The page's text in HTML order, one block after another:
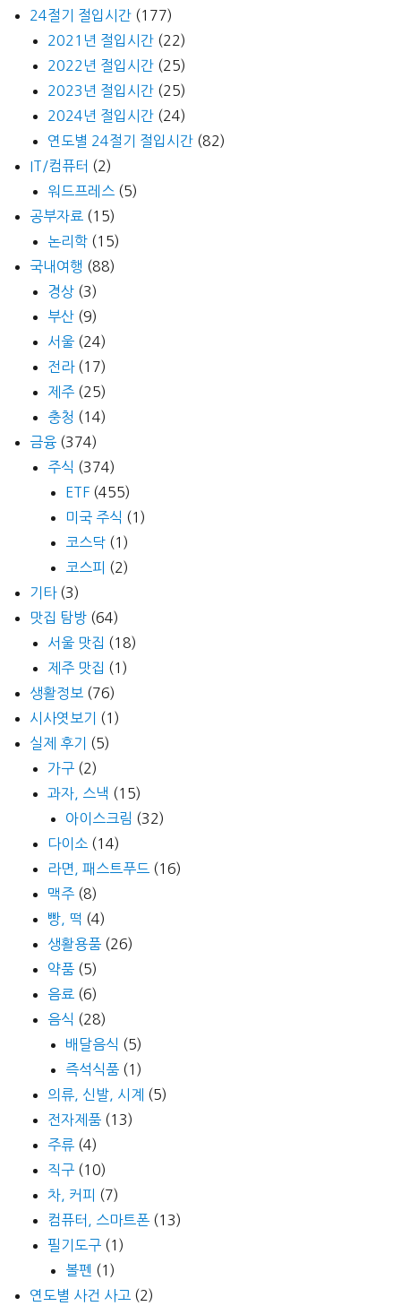
24절기 절입시간 (177)
2021년 절입시간 (22)
2022년 절입시간 (25)
2023년 절입시간 (25)
2024년 절입시간 (24)
연도별 24절기 절입시간 (82)
IT/컴퓨터 (2)
워드프레스 (5)
공부자료 (15)
논리학 (15)
국내여행 (88)
경상 (3)
부산 (9)
서울 (24)
전라(17)
제주 (25)
충청 (14)
금융 (374)
주식 (374)
ETF (455)
미국 주식 (1)
코스닥 (1)
코스피 (2)
기타(3)
맛집 탐방 (64)
서울 맛집 (18)
제주 맛집 (1)
생활정보 (76)
시사엿보기
(1)
실제 후기
(5)
가구 (2)
과자, 스낵 (15)
아이스크림 (32)
다이소 (14)
라면, 패스트푸드 (16)
맥주 (8)
빵, 떡 (4)
생활용품 (26)
약품 (5)
음료 (6)
음식 (28)
배달음식 (5)
즉석식품 (1)
의류, 신발, 시계
(5)
전자제품 (13)
주류 (4)
직구 (10)
차, 커피 (7)
컴퓨터, 스마트폰 (13)
필기도구 (1)
볼펜 (1)
연도별 사건 사고 (2)